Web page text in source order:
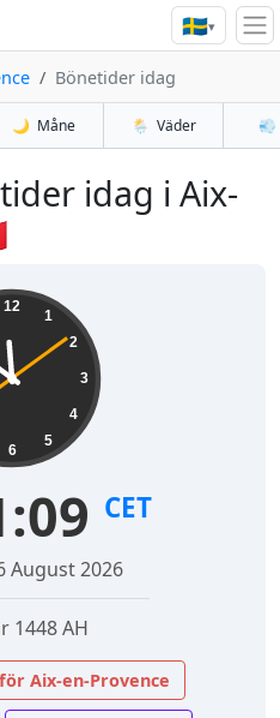
🇸🇪▾
Bönetider idag
🌙 Måne 🌦️ Väder 💨
idag i Aix-
12
1
2
3
4
5
6
CET
August 2026
1448 AH
Aix-en-Provence